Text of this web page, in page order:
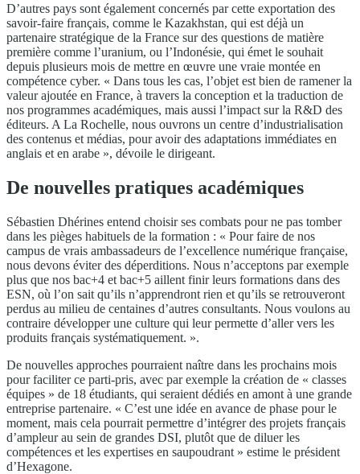
D’autres pays sont également concernés par cette exportation des
savoir-faire français, comme le Kazakhstan, qui est déjà un
partenaire stratégique de la France sur des questions de matière
première comme l’uranium, ou l’Indonésie, qui émet le souhait
depuis plusieurs mois de mettre en œuvre une vraie montée en
compétence cyber. « Dans tous les cas, l’objet est bien de ramener la
valeur ajoutée en France, à travers la conception et la traduction de
nos programmes académiques, mais aussi l’impact sur la R&D des
éditeurs. A La Rochelle, nous ouvrons un centre d’industrialisation
des contenus et médias, pour avoir des adaptations immédiates en
anglais et en arabe », dévoile le dirigeant.
De nouvelles pratiques académiques
Sébastien Dhérines entend choisir ses combats pour ne pas tomber
dans les pièges habituels de la formation : « Pour faire de nos
campus de vrais ambassadeurs de l’excellence numérique française,
nous devons éviter des déperditions. Nous n’acceptons par exemple
plus que nos bac+4 et bac+5 aillent finir leurs formations dans des
ESN, où l’on sait qu’ils n’apprendront rien et qu’ils se retrouveront
perdus au milieu de centaines d’autres consultants. Nous voulons au
contraire développer une culture qui leur permette d’aller vers les
produits français systématiquement. ».
De nouvelles approches pourraient naître dans les prochains mois
pour faciliter ce parti-pris, avec par exemple la création de « classes
équipes » de 18 étudiants, qui seraient dédiés en amont à une grande
entreprise partenaire. « C’est une idée en avance de phase pour le
moment, mais cela pourrait permettre d’intégrer des projets français
d’ampleur au sein de grandes DSI, plutôt que de diluer les
compétences et les expertises en saupoudrant » estime le président
d’Hexagone.